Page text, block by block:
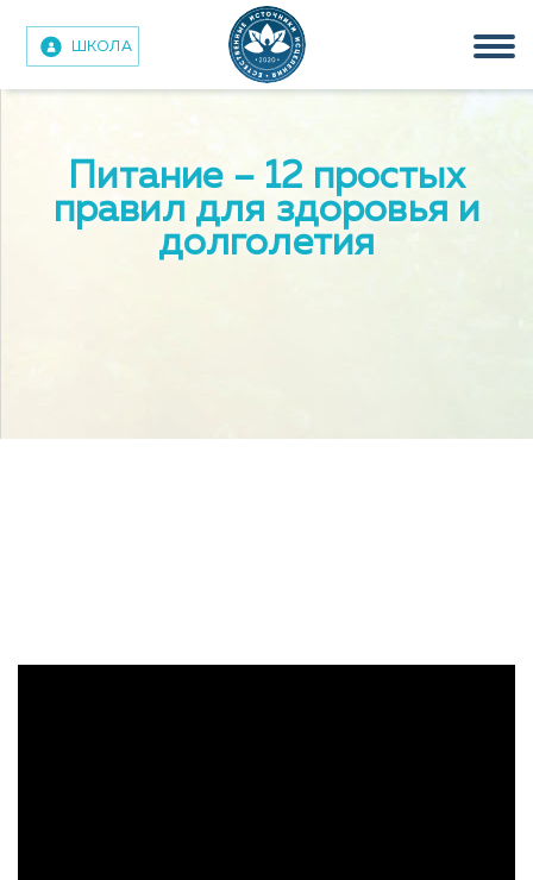
ШКОЛА
Питание – 12 простых
правил для здоровья и
долголетия